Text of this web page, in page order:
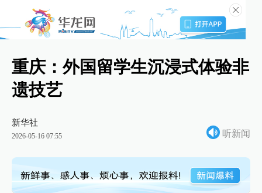
重庆：外国留学生沉浸式体验非
遗技艺
新华社
2026-05-16 07:55 听新闻